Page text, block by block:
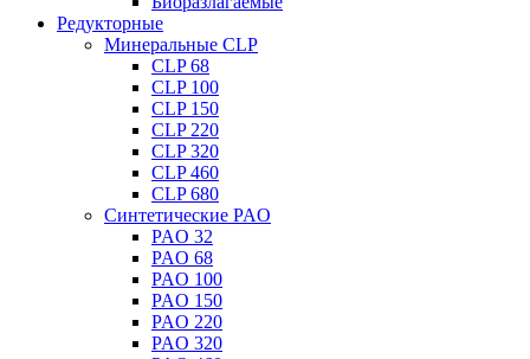
Редукторные
Минеральные CLP
CLP 68
CLP 100
CLP 150
CLP 220
CLP 320
CLP 460
CLP 680
Синтетические PAO
PAO 32
PAO 68
PAO 100
PAO 150
PAO 220
PAO 320